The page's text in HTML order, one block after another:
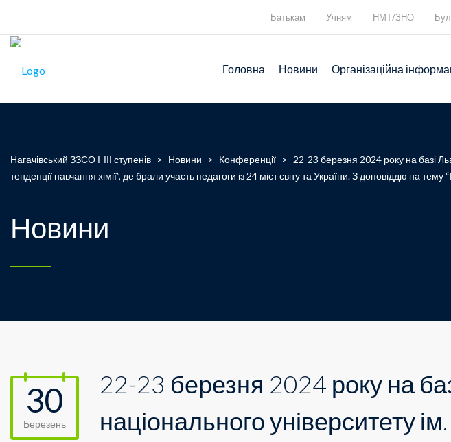
Батькам Учням НМТ/ЗНО
Головна Новини Організаційна
Нагачівський ЗЗСО І-ІІІ ступенів > Новини > Конференції > 22-23 березня 2024 року на базі
тенденції навчання хімії”, де брали участь педагоги із 24 міст світу та України. З доповіддю на
Новини
30
Березень
22-23 березня 2024 року на
національного університету